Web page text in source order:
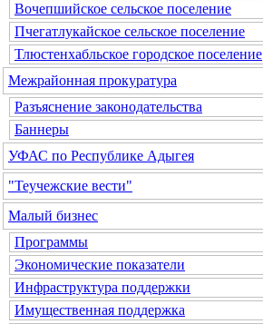
Вочепшийское сельское поселение
Пчегатлукайское сельское поселение
Тлюстенхабльское городское поселение
Межрайонная прокуратура
Разъяснение законодательства
Баннеры
УФАС по Республике Адыгея
"Теучежские вести"
Малый бизнес
Программы
Экономические показатели
Инфраструктура поддержки
Имущественная поддержка